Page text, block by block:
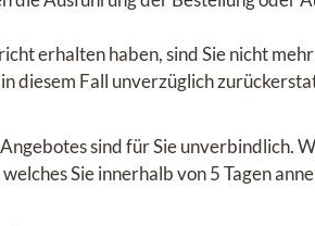
erhalten haben, sind Sie nicht
diesem Fall unverzüglich
sind für Sie unverbindlich.
Sie innerhalb von 5 Tagen